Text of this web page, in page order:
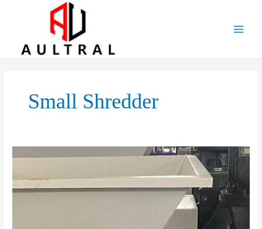
Small Shredder
Small
Shredder